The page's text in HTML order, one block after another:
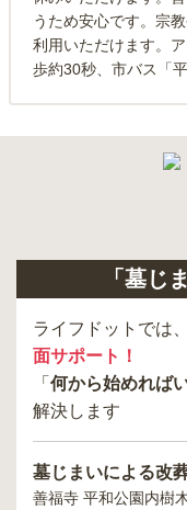
うため安心です。宗
利用いただけます。
歩約30秒、市バス「
「墓じ
ライフドットでは、
面サポート！
「 何から始めれば
解決します
墓じまいによる改
善福寺 平和公園内樹